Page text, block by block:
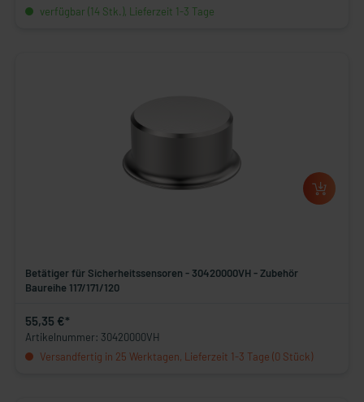
verfügbar (14 Stk.), Lieferzeit 1-3 Tage
Betätiger für Sicherheitssensoren - 30420000VH - Zubehör
Baureihe 117/171/120
55,35 €*
Artikelnummer: 30420000VH
Versandfertig in 25 Werktagen, Lieferzeit 1-3 Tage (0 Stück)